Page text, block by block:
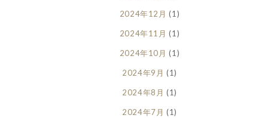
2024年12月 (1)
2024年11月 (1)
2024年10月 (1)
2024年9月 (1)
2024年8月 (1)
2024年7月 (1)